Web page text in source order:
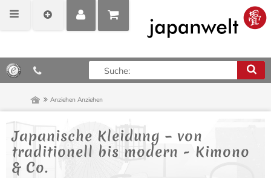
MEIN
POSITIONEN
ANZEIGEN
0,00 €*
AnziehenAnziehen
Japanische Kleidung – von
traditionell bis modern - Kimono
& Co.